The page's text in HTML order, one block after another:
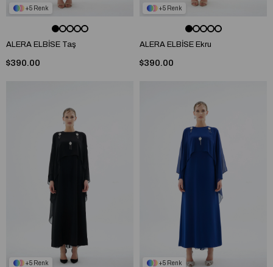
5
ALERA ELBİSE Taş
$390.00
5
ALERA ELBİSE Ekru
$390.00
5 5